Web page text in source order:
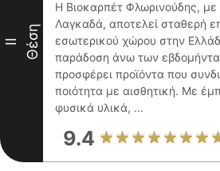
II Θέση
Η Βιοκαρπέτ Φλωρινούδης,
Λαγκαδά, αποτελεί σταθερή
εσωτερικού χώρου στην
παράδοση άνω των
προσφέρει προϊόντα που
ποιότητα με αισθητική. Με
φυσικά υλικά, ...
9.4